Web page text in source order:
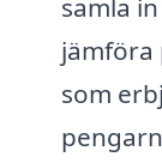
samla
jämföra
som